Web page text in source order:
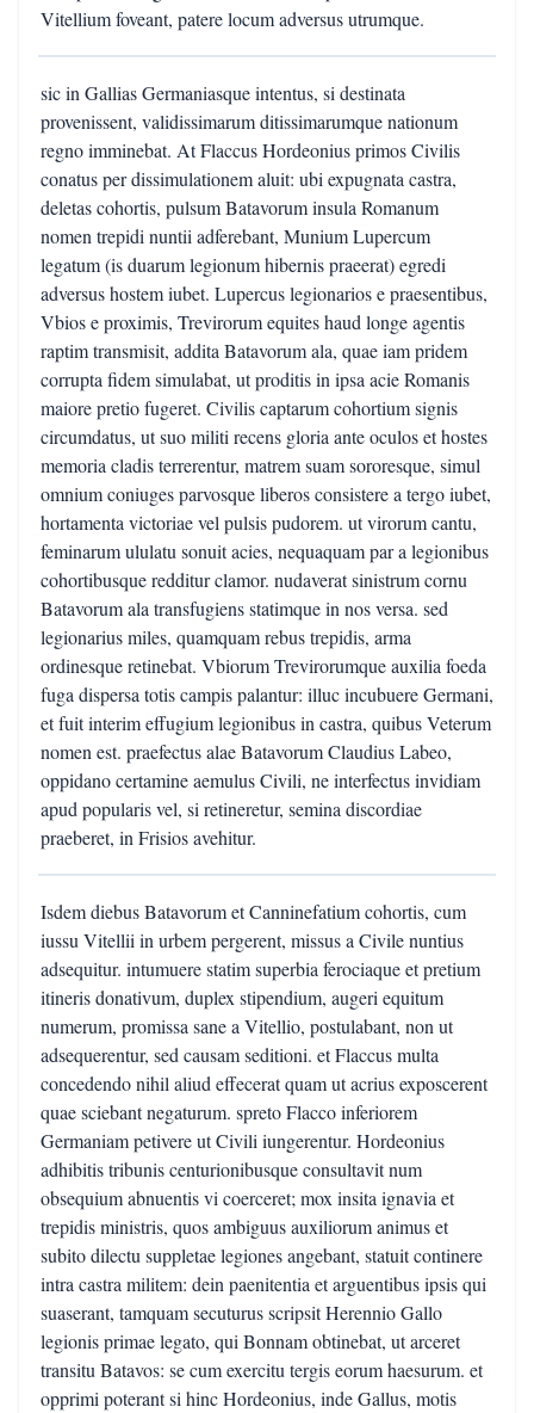
Vitellium foveant, patere locum adversus utrumque.
sic in Gallias Germaniasque intentus, si destinata
provenissent, validissimarum ditissimarumque nationum
regno imminebat. At Flaccus Hordeonius primos Civilis
conatus per dissimulationem aluit: ubi expugnata castra,
deletas cohortis, pulsum Batavorum insula Romanum
nomen trepidi nuntii adferebant, Munium Lupercum
legatum (is duarum legionum hibernis praeerat) egredi
adversus hostem iubet. Lupercus legionarios e praesentibus,
Vbios e proximis, Trevirorum equites haud longe agentis
raptim transmisit, addita Batavorum ala, quae iam pridem
corrupta fidem simulabat, ut proditis in ipsa acie Romanis
maiore pretio fugeret. Civilis captarum cohortium signis
circumdatus, ut suo militi recens gloria ante oculos et hostes
memoria cladis terrerentur, matrem suam sororesque, simul
omnium coniuges parvosque liberos consistere a tergo iubet,
hortamenta victoriae vel pulsis pudorem. ut virorum cantu,
feminarum ululatu sonuit acies, nequaquam par a legionibus
cohortibusque redditur clamor. nudaverat sinistrum cornu
Batavorum ala transfugiens statimque in nos versa. sed
legionarius miles, quamquam rebus trepidis, arma
ordinesque retinebat. Vbiorum Trevirorumque auxilia foeda
fuga dispersa totis campis palantur: illuc incubuere Germani,
et fuit interim effugium legionibus in castra, quibus Veterum
nomen est. praefectus alae Batavorum Claudius Labeo,
oppidano certamine aemulus Civili, ne interfectus invidiam
apud popularis vel, si retineretur, semina discordiae
praeberet, in Frisios avehitur.
Isdem diebus Batavorum et Canninefatium cohortis, cum
iussu Vitellii in urbem pergerent, missus a Civile nuntius
adsequitur. intumuere statim superbia ferociaque et pretium
itineris donativum, duplex stipendium, augeri equitum
numerum, promissa sane a Vitellio, postulabant, non ut
adsequerentur, sed causam seditioni. et Flaccus multa
concedendo nihil aliud effecerat quam ut acrius exposcerent
quae sciebant negaturum. spreto Flacco inferiorem
Germaniam petivere ut Civili iungerentur. Hordeonius
adhibitis tribunis centurionibusque consultavit num
obsequium abnuentis vi coerceret; mox insita ignavia et
trepidis ministris, quos ambiguus auxiliorum animus et
subito dilectu suppletae legiones angebant, statuit continere
intra castra militem: dein paenitentia et arguentibus ipsis qui
suaserant, tamquam secuturus scripsit Herennio Gallo
legionis primae legato, qui Bonnam obtinebat, ut arceret
transitu Batavos: se cum exercitu tergis eorum haesurum. et
opprimi poterant si hinc Hordeonius, inde Gallus, motis